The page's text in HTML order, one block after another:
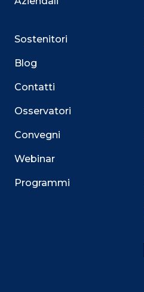
Sostenitori
Blog
Contatti
Osservatori
Convegni
Webinar
Programmi